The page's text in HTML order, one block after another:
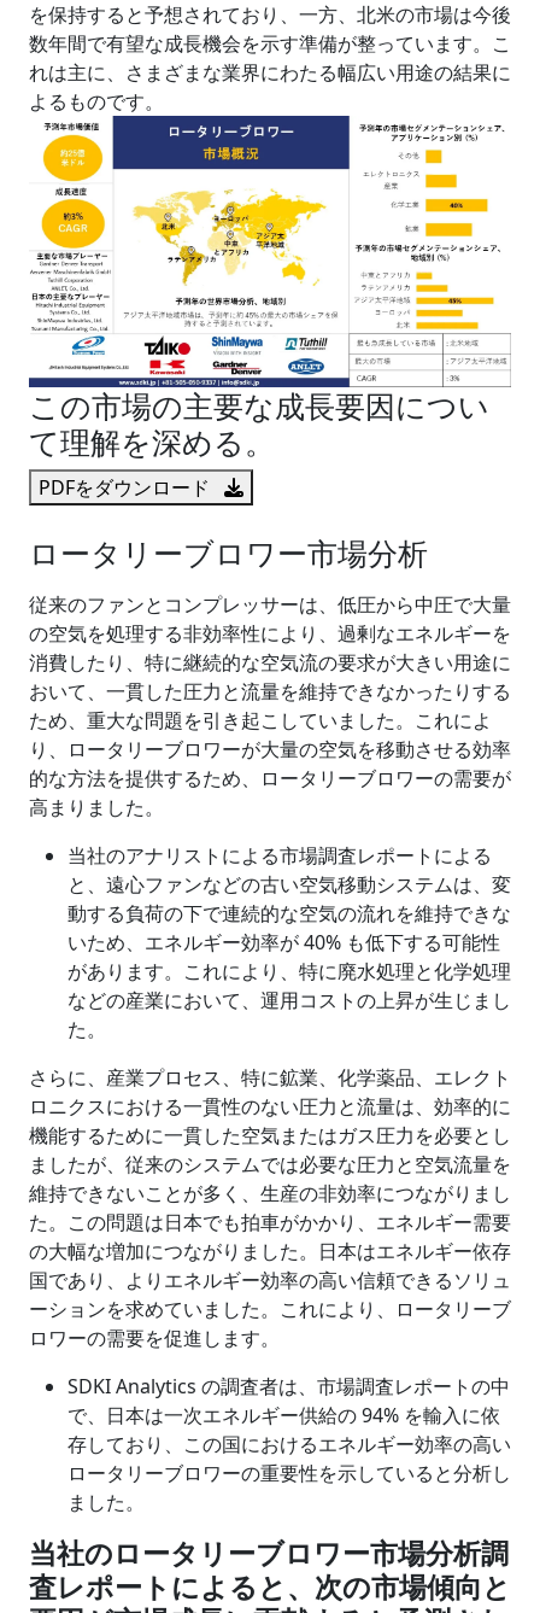
を保持すると予想されており、一方、北米の市場は今後
数年間で有望な成長機会を示す準備が整っています。こ
れは主に、さまざまな業界にわたる幅広い用途の結果に
よるものです。
この市場の主要な成長要因につい
て理解を深める。
PDFをダウンロード
ロータリーブロワー市場分析
従来のファンとコンプレッサーは、低圧から中圧で大量
の空気を処理する非効率性により、過剰なエネルギーを
消費したり、特に継続的な空気流の要求が大きい用途に
おいて、一貫した圧力と流量を維持できなかったりする
ため、重大な問題を引き起こしていました。これによ
り、ロータリーブロワーが大量の空気を移動させる効率
的な方法を提供するため、ロータリーブロワーの需要が
高まりました。
当社のアナリストによる市場調査レポートによる
と、遠心ファンなどの古い空気移動システムは、変
動する負荷の下で連続的な空気の流れを維持できな
いため、エネルギー効率が 40% も低下する可能性
があります。これにより、特に廃水処理と化学処理
などの産業において、運用コストの上昇が生じまし
た。
さらに、産業プロセス、特に鉱業、化学薬品、エレクト
ロニクスにおける一貫性のない圧力と流量は、効率的に
機能するために一貫した空気またはガス圧力を必要とし
ましたが、従来のシステムでは必要な圧力と空気流量を
維持できないことが多く、生産の非効率につながりまし
た。この問題は日本でも拍車がかかり、エネルギー需要
の大幅な増加につながりました。日本はエネルギー依存
国であり、よりエネルギー効率の高い信頼できるソリュ
ーションを求めていました。これにより、ロータリーブ
ロワーの需要を促進します。
SDKI Analytics の調査者は、市場調査レポートの中
で、日本は一次エネルギー供給の 94% を輸入に依
存しており、この国におけるエネルギー効率の高い
ロータリーブロワーの重要性を示していると分析し
ました。
当社のロータリーブロワー市場分析調
査レポートによると、次の市場傾向と